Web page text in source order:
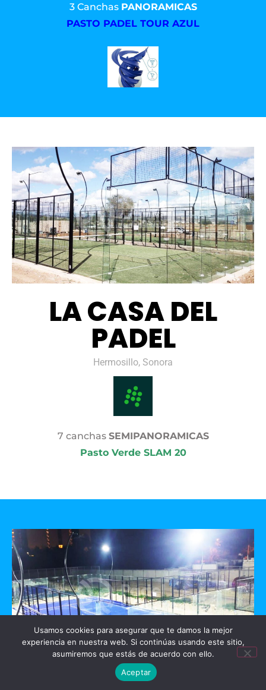
3 Canchas PANORAMICAS
PASTO PADEL TOUR AZUL
LA CASA DEL
PADEL
Hermosillo, Sonora
7 canchas SEMIPANORAMICAS
Pasto Verde SLAM 20
Usamos cookies para asegurar que te damos la mejor
experiencia en nuestra web. Si continúas usando este sitio,
asumiremos que estás de acuerdo con ello.
Aceptar